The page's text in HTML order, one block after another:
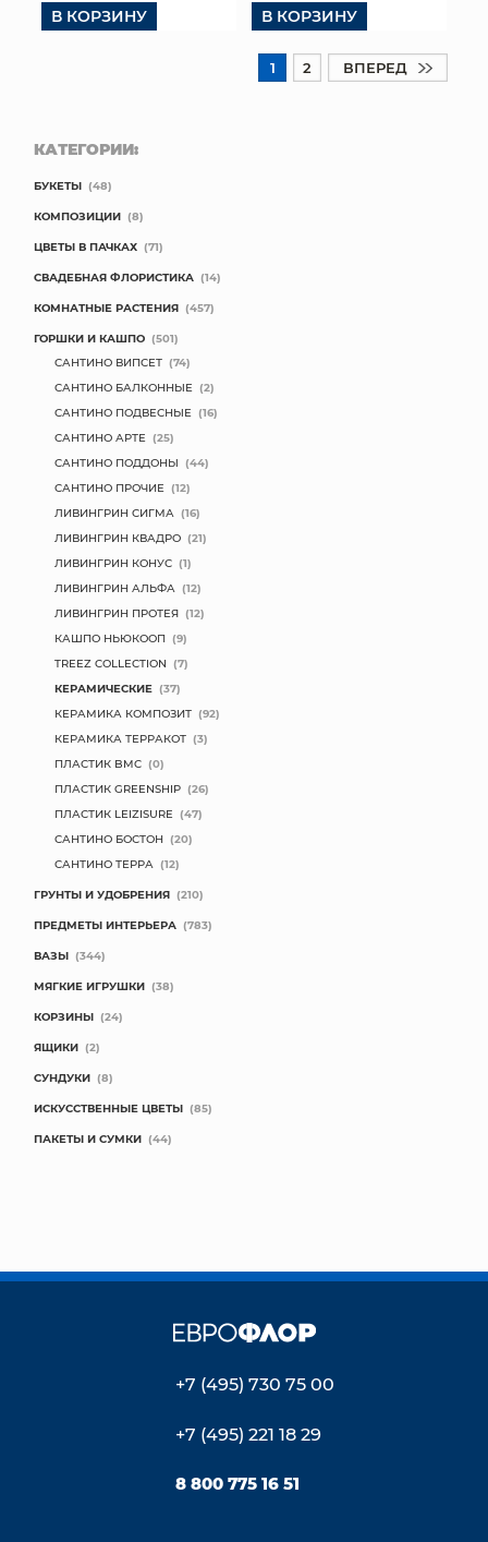
В КОРЗИНУ В КОРЗИНУ
1 2 ВПЕРЕД
КАТЕГОРИИ:
БУКЕТЫ (48)
КОМПОЗИЦИИ (8)
ЦВЕТЫ В ПАЧКАХ (71)
СВАДЕБНАЯ ФЛОРИСТИКА (14)
КОМНАТНЫЕ РАСТЕНИЯ (457)
ГОРШКИ И КАШПО (501)
САНТИНО ВИПСЕТ (74)
САНТИНО БАЛКОННЫЕ (2)
САНТИНО ПОДВЕСНЫЕ (16)
САНТИНО АРТЕ (25)
САНТИНО ПОДДОНЫ (44)
САНТИНО ПРОЧИЕ (12)
ЛИВИНГРИН СИГМА (16)
ЛИВИНГРИН КВАДРО (21)
ЛИВИНГРИН КОНУС (1)
ЛИВИНГРИН АЛЬФА (12)
ЛИВИНГРИН ПРОТЕЯ (12)
КАШПО НЬЮКООП (9)
TREEZ COLLECTION (7)
КЕРАМИЧЕСКИЕ (37)
КЕРАМИКА КОМПОЗИТ (92)
КЕРАМИКА ТЕРРАКОТ (3)
ПЛАСТИК BMC (0)
ПЛАСТИК GREENSHIP (26)
ПЛАСТИК LEIZISURE (47)
САНТИНО БОСТОН (20)
САНТИНО ТЕРРА (12)
ГРУНТЫ И УДОБРЕНИЯ (210)
ПРЕДМЕТЫ ИНТЕРЬЕРА (783)
ВАЗЫ (344)
МЯГКИЕ ИГРУШКИ (38)
КОРЗИНЫ (24)
ЯЩИКИ (2)
СУНДУКИ (8)
ИСКУССТВЕННЫЕ ЦВЕТЫ (85)
ПАКЕТЫ И СУМКИ (44)
+7 (495) 730 75 00
+7 (495) 221 18 29
8 800 775 16 51